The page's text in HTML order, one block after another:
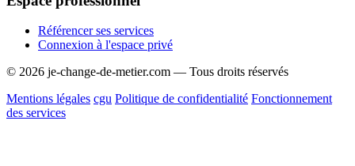
Référencer ses services
Connexion à l'espace privé
© 2026 je-change-de-metier.com — Tous droits réservés
Mentions légales cgu Politique de confidentialité Fonctionnement
des services